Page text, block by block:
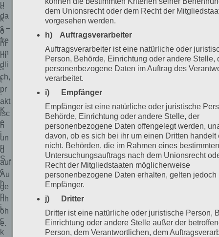
e
k
o
m
m
s
t
.
K
e
i
n
S
c
h
n
i
c
k
u
da
s –
fre
un
dli
ch,
pr
akt
isc
h
un
d
auf
Au
ge
nh
öh
e.
dem Unionsrecht oder dem Recht der
vorgesehen werden.
h) Auftragsverarbeiter
Auftragsverarbeiter ist eine natürliche oder
Person, Behörde, Einrichtung oder andere Stelle,
personenbezogene Daten im Auftrag des
verarbeitet.
i) Empfänger
Empfänger ist eine natürliche oder juristische
Behörde, Einrichtung oder andere Stelle, der
personenbezogene Daten offengelegt werden,
davon, ob es sich bei ihr um einen Dritten handelt
nicht. Behörden, die im Rahmen eines
Untersuchungsauftrags nach dem Unionsrecht
Recht der Mitgliedstaaten möglicherweise
personenbezogene Daten erhalten, gelten jedoch
Empfänger.
j) Dritter
Dritter ist eine natürliche oder juristische Person,
Einrichtung oder andere Stelle außer der
Person, dem Verantwortlichen, dem